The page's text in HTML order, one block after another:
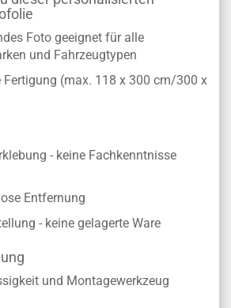
Foto geeignet für alle
und Fahrzeugtypen
Fertigung (max. 118 x 300 cm/300 x
- keine Fachkenntnisse
Entfernung
- keine gelagerte Ware
und Montagewerkzeug